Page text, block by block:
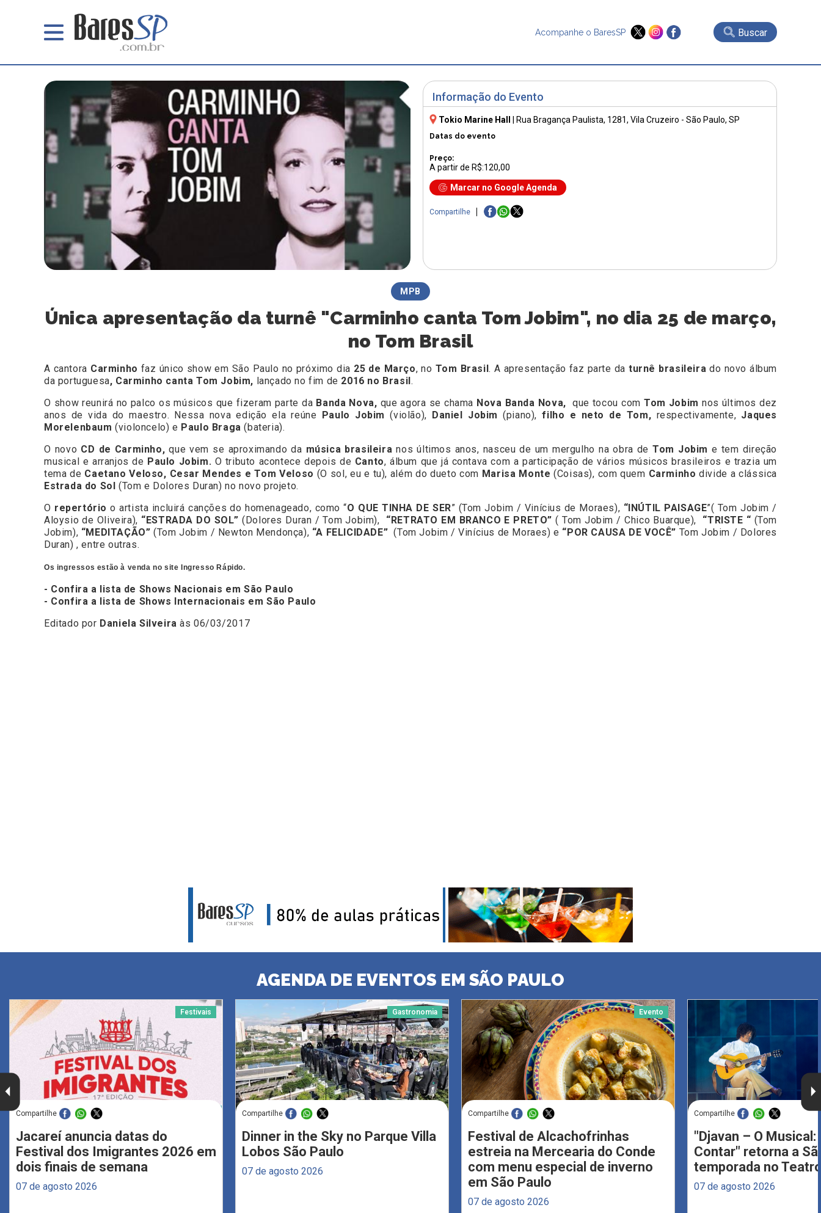
Acompanhe o BaresSP Buscar
Informação do Evento
Tokio Marine Hall Rua Bragança Paulista, 1281, Vila Cruzeiro - São Paulo, SP
Datas do evento
Preço:
A partir de R$:120,00
Marcar no Google Agenda
Compartilhe
MPB
Única apresentação da turnê "Carminho canta Tom Jobim", no dia 25 de março,
no Tom Brasil
A cantora Carminho faz único show em São Paulo no próximo dia 25 de Março, no Tom Brasil. A apresentação faz parte daturnê brasileira do novo álbum
da portuguesa, Carminho canta Tom Jobim, lançado no fim de 2016 no Brasil .
O show reunirá no palco os músicos que fizeram parte da Banda Nova, que agora se chama Nova Banda Nova, que tocou com Tom Jobim nos últimos dez
anos de vida do maestro. Nessa nova edição ela reúne
Paulo Jobim (violão), Daniel Jobim (piano),filho e neto de Tom, respectivamente, Jaques
Morelenbaum (violoncelo) e Paulo Braga (bateria).
O novo CD de Carminho, que vem se aproximando da música brasileira nos últimos anos, nasceu de um mergulho na obra deTom Jobim e tem direção
musical e arranjos de Paulo Jobim. O tributo acontece depois de Canto, álbum que já contava com a participação de vários músicos brasileiros e trazia um
tema de Caetano Veloso, Cesar Mendes e Tom Veloso (O sol, eu e tu), além do dueto com Marisa Monte (Coisas), com quem Carminho divide a clássica
Estrada do Sol (Tom e Dolores Duran) no novo projeto.
O repertório o artista incluirá canções do homenageado, como “O QUE TINHA DE SER” (Tom Jobim / Vinícius de Moraes), “INÚTIL PAISAGE”( Tom Jobim /
Aloysio de Oliveira), “ESTRADA DO SOL”(Dolores Duran / Tom Jobim), “RETRATO EM BRANCO E PRETO”( Tom Jobim / Chico Buarque), “TRISTE “ (Tom
Jobim), “MEDITAÇÃO”(Tom Jobim / Newton Mendonça), “A FELICIDADE”(Tom Jobim / Vinícius de Moraes) e “POR CAUSA DE VOCÊ” Tom Jobim / Dolores
Duran) , entre outras.
Os ingressos estão à venda no site Ingresso Rápido.
- Confira a lista de Shows Nacionais em São Paulo
- Confira a lista de Shows Internacionais em São Paulo
Editado por Daniela Silveira às 06/03/2017
AGENDA DE EVENTOS EM SÃO PAULO
Festivais
Compartilhe
Jacareí anuncia datas do
Festival dos Imigrantes 2026 em
dois finais de semana
07 de agosto 2026
Gastronomia
Compartilhe
Dinner in the Sky no Parque Villa
Lobos São Paulo
07 de agosto 2026
Evento
Compartilhe
Festival de Alcachofrinhas
estreia na Mercearia do Conde
com menu especial de inverno
em São Paulo
07 de agosto 2026
Compartilhe
"Djavan – O Musical:
Contar" retorna a
temporada no
07 de agosto 2026